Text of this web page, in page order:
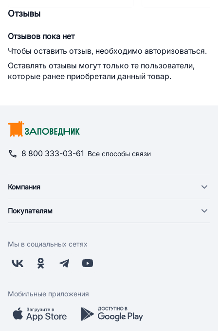
Отзывы
Отзывов пока нет
Чтобы оставить отзыв, необходимо авторизоваться.
Оставлять отзывы могут только те пользователи,
которые ранее приобретали данный товар.
8 800 333-03-61 Все способы связи
Компания
Новости
Поставщикам
Заводчикам
Обратная связь
Покупателям
Оплата
Бонусная программа
Скидки и акции
Мобильное приложение
Мы в социальных сетях
Мобильные приложения